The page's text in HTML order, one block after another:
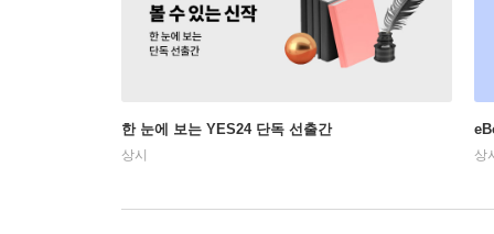
한 눈에 보는 YES24 단독 선출간
상시 상